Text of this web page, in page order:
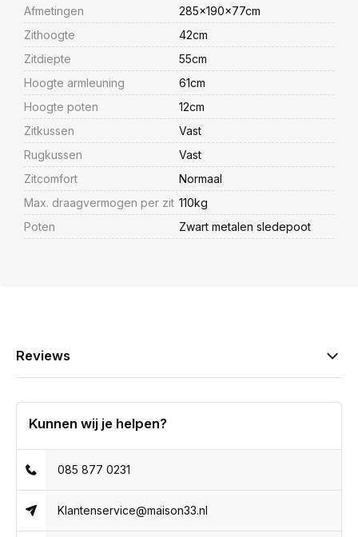
Afmetingen
285x190x77cm
Zithoogte
42cm
Zitdiepte
55cm
Hoogte armleuning
61cm
Hoogte poten
12cm
Zitkussen
Vast
Rugkussen
Vast
Zitcomfort
Normaal
Max. draagvermogen per zit 110kg
Poten
Zwart metalen sledepoot
Reviews
Kunnen wij je helpen?
085 877 0231
Klantenservice@maison33.nl